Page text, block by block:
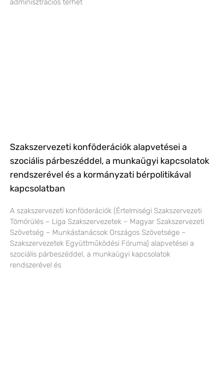
adminisztrációs terhet
Szakszervezeti konföderációk alapvetései a
szociális párbeszéddel, a munkaügyi kapcsolatok
rendszerével és a kormányzati bérpolitikával
kapcsolatban
A szakszervezeti konföderációk (Értelmiségi Szakszervezeti
Tömörülés – Liga Szakszervezetek – Magyar Szakszervezeti
Szövetség – Munkástanácsok Országos Szövetsége –
Szakszervezetek Együttműködési Fóruma) alapvetései a
szociális párbeszéddel, a munkaügyi kapcsolatok
rendszerével és